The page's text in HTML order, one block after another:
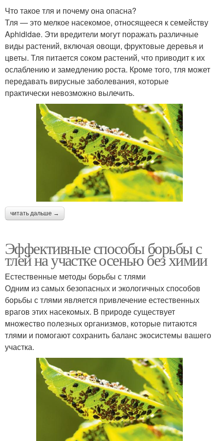
Что такое тля и почему она опасна?
Тля — это мелкое насекомое, относящееся к семейству
Aphididae. Эти вредители могут поражать различные
виды растений, включая овощи, фруктовые деревья и
цветы. Тля питается соком растений, что приводит к их
ослаблению и замедлению роста. Кроме того, тля может
передавать вирусные заболевания, которые
практически невозможно вылечить.
читать дальше →
Эффективные способы борьбы с
тлей на участке осенью без химии
Естественные методы борьбы с тлями
Одним из самых безопасных и экологичных способов
борьбы с тлями является привлечение естественных
врагов этих насекомых. В природе существует
множество полезных организмов, которые питаются
тлями и помогают сохранить баланс экосистемы вашего
участка.